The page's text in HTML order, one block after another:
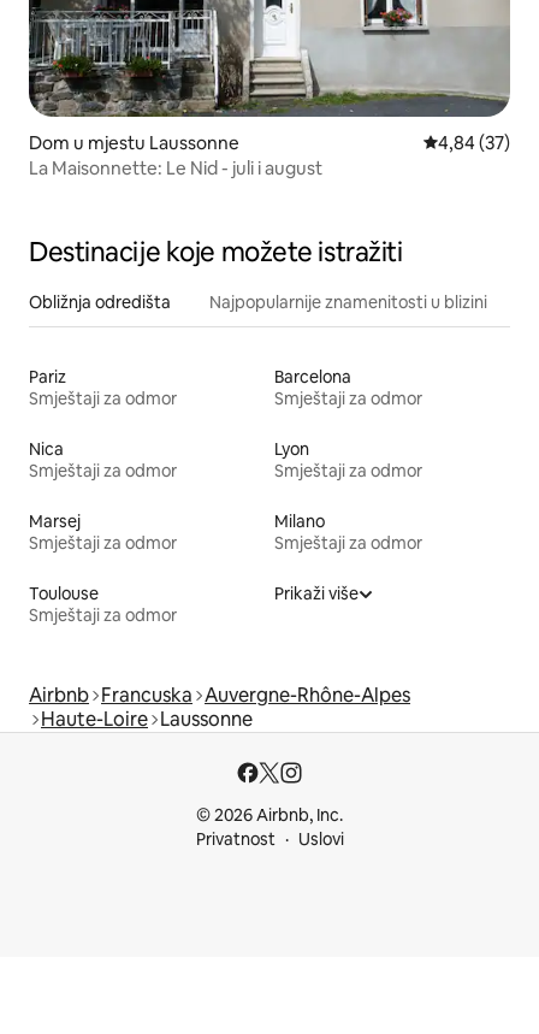
Dom u mjestu Laussonne Prosječna
4,84 (37)
La Maisonnette: Le Nid - juli i august
Destinacije koje možete istražiti
Obližnja odredišta Najpopularnije znamenitosti u blizini
Pariz
Smještaji za odmor
Barcelona
Smještaji za odmor
Nica
Smještaji za odmor
Lyon
Smještaji za odmor
Marsej
Smještaji za odmor
Milano
Smještaji za odmor
Toulouse
Smještaji za odmor
Prikaži više
Airbnb Francuska Auvergne-Rhône-Alpes
Haute-Loire Laussonne
© 2026 Airbnb, Inc.
Privatnost
Uslovi